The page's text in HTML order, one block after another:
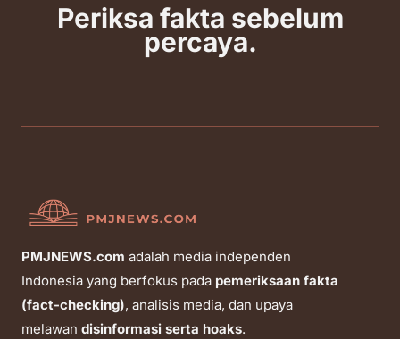
Periksa fakta sebelum
percaya.
PMJNEWS.com adalah media independen
Indonesia yang berfokus pada pemeriksaan fakta
(fact-checking), analisis media, dan upaya
melawan disinformasi serta hoaks.